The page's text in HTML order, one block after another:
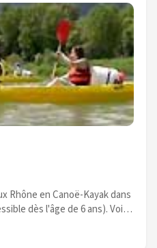
Rhône en Canoë-Kayak dans
dès l'âge de 6 ans). Voir